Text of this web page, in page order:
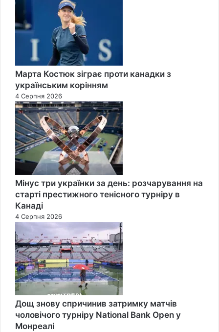
Марта Костюк зіграє проти канадки з
українським корінням
4 Серпня 2026
Мінус три українки за день: розчарування на
старті престижного тенісного турніру в
Канаді
4 Серпня 2026
Дощ знову спричинив затримку матчів
чоловічого турніру National Bank Open у
Монреалі